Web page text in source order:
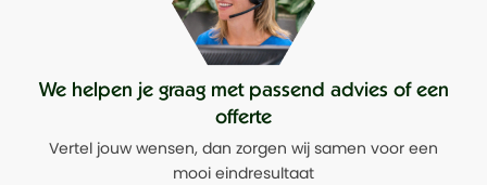
We helpen je graag met passend advies of een
offerte
Vertel jouw wensen, dan zorgen wij samen voor een
mooi eindresultaat